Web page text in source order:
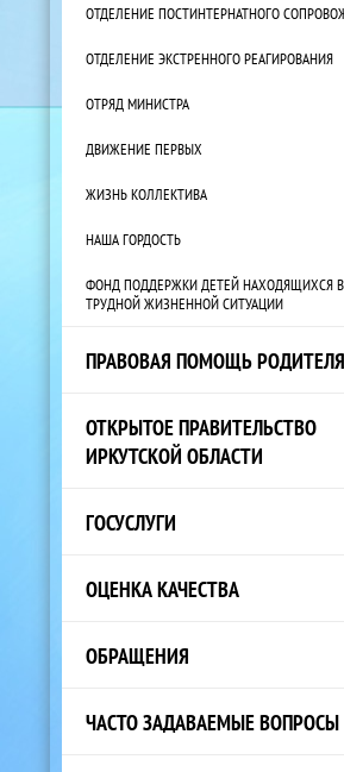
ОТДЕЛЕНИЕ ПОСТИНТЕРНАТНОГО
ОТДЕЛЕНИЕ ЭКСТРЕННОГО РЕАГИРОВАНИЯ
ОТРЯД МИНИСТРА
ДВИЖЕНИЕ ПЕРВЫХ
ЖИЗНЬ КОЛЛЕКТИВА
НАША ГОРДОСТЬ
ФОНД ПОДДЕРЖКИ ДЕТЕЙ НАХОДЯЩИХСЯ В
ТРУДНОЙ ЖИЗНЕННОЙ СИТУАЦИИ
ПРАВОВАЯ ПОМОЩЬ
ОТКРЫТОЕ ПРАВИТЕЛЬСТВО
ИРКУТСКОЙ ОБЛАСТИ
ГОСУСЛУГИ
ОЦЕНКА КАЧЕСТВА
ОБРАЩЕНИЯ
ЧАСТО ЗАДАВАЕМЫЕ ВОПРОСЫ